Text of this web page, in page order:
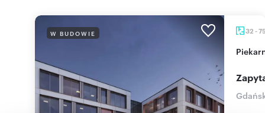
W BUDOWIE 32 -